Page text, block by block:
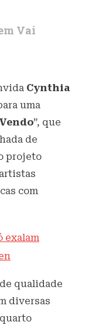
Vai
Cynthia
uma
”, que
de
projeto
com
exalam
qualidade
diversas